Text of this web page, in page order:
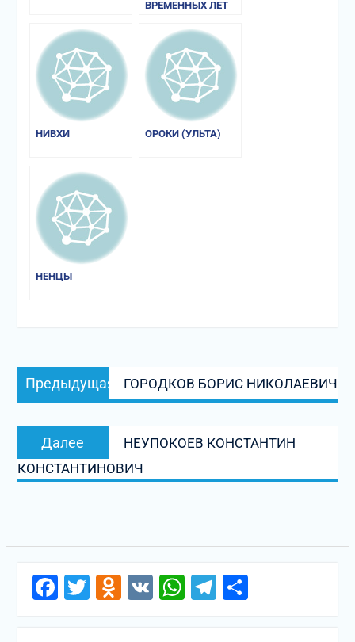
ВРЕМЕННЫХ ЛЕТ
НИВХИ ОРОКИ (УЛЬТА)
НЕНЦЫ
Навигация
по
Предыдущая
запись:
ГОРОДКОВ БОРИС НИКОЛАЕВИЧ
Далее
запись:
НЕУПОКОЕВ КОНСТАНТИН
КОНСТАНТИНОВИЧ
Facebook
Twitter
Odnoklassniki
VKWhatsApp
Telegram